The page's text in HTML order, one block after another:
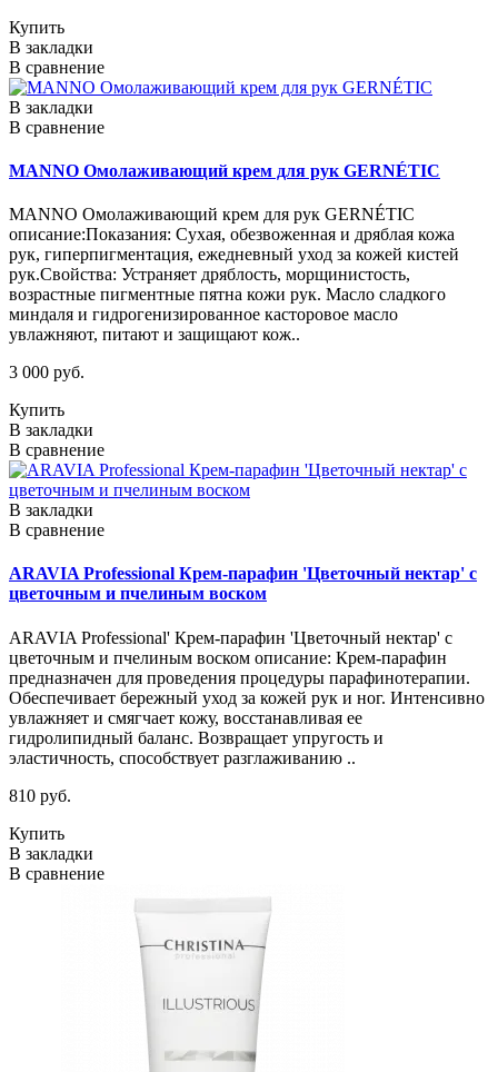
Купить
В закладки
В сравнение
В закладки
В сравнение
MANNO Омолаживающий крем для рук GERNÉTIC
MANNO Омолаживающий крем для рук GERNÉTIC
описание:Показания: Сухая, обезвоженная и дряблая кожа
рук, гиперпигментация, ежедневный уход за кожей кистей
рук.Свойства: Устраняет дряблость, морщинистость,
возрастные пигментные пятна кожи рук. Масло сладкого
миндаля и гидрогенизированное касторовое масло
увлажняют, питают и защищают кож..
3 000 руб.
Купить
В закладки
В сравнение
В закладки
В сравнение
ARAVIA Professional Крем-парафин 'Цветочный нектар' с
цветочным и пчелиным воском
ARAVIA Professional' Крем-парафин 'Цветочный нектар' с
цветочным и пчелиным воском описание: Крем-парафин
предназначен для проведения процедуры парафинотерапии.
Обеспечивает бережный уход за кожей рук и ног. Интенсивно
увлажняет и смягчает кожу, восстанавливая ее
гидролипидный баланс. Возвращает упругость и
эластичность, способствует разглаживанию ..
810 руб.
Купить
В закладки
В сравнение